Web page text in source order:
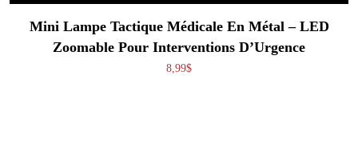
Mini Lampe Tactique Médicale En Métal – LED
Zoomable Pour Interventions D’Urgence
8,99$